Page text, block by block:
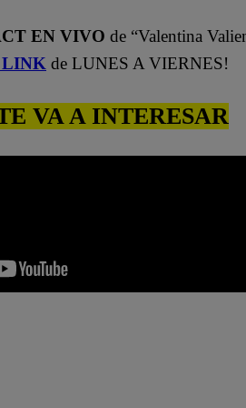
EN VIVO de “Valentina
LINK de LUNES A VIERNES!
VA A INTERESAR